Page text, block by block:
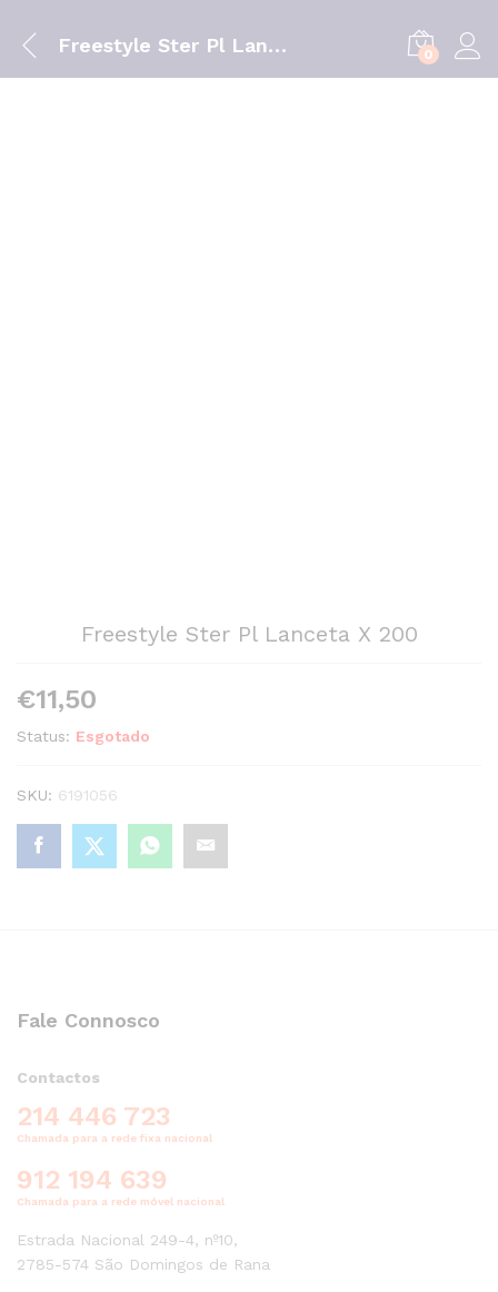
Freestyle Ster Pl Lanceta X 200 0
Freestyle Ster Pl Lanceta X 200
€11,50
Status: Esgotado
SKU: 6191056
Fale Connosco
Contactos
214 446 723
Chamada para a rede fixa nacional
912 194 639
Chamada para a rede móvel nacional
Estrada Nacional 249-4, nº10,
2785-574 São Domingos de Rana